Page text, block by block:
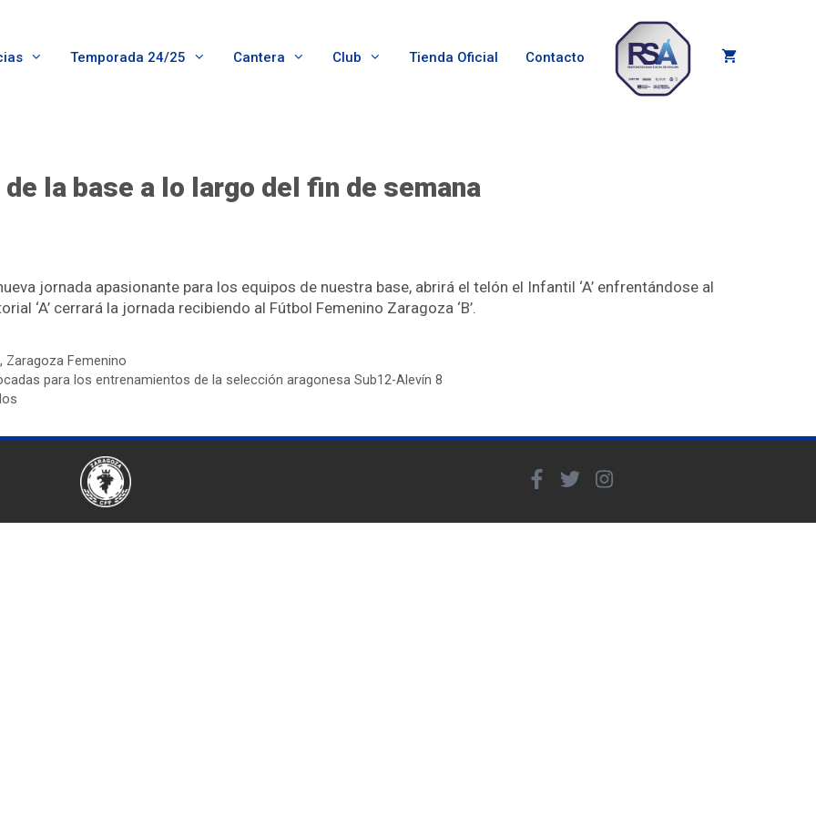
Temporada 24/25 Cantera Club Tienda Oficial Contacto
la base a lo largo del fin de semana
jornada apasionante para los equipos de nuestra base, abrirá el telón el Infantil ‘A’ enfrentándose al
‘A’ cerrará la jornada recibiendo al Fútbol Femenino Zaragoza ‘B’.
, Zaragoza Femenino
para los entrenamientos de la selección aragonesa Sub12-Alevín 8